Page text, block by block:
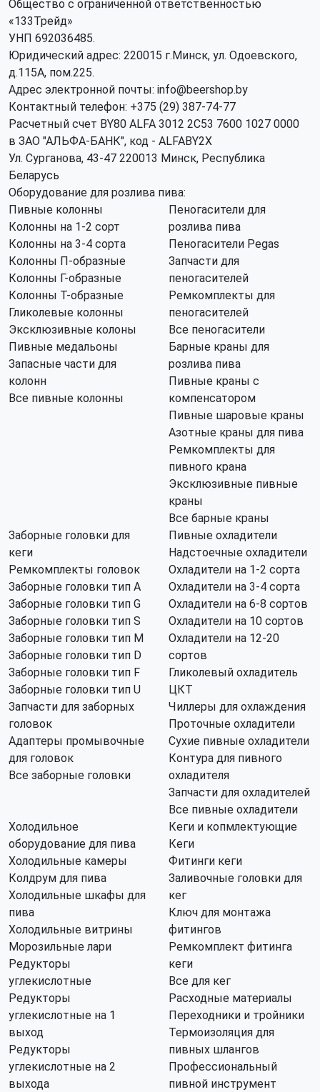
Общество с ограниченной ответственностью
«133Трейд»
УНП 692036485​.
Юридический адрес: 220015 г.Минск, ул. Одоевского,
д.115А, пом.225.
Адрес электронной почты: info@beershop.by
Контактный телефон: +375 (29) 387-74-77
Расчетный счет BY80 ALFA 3012 2C53 7600 1027 0000
в ЗАО "АЛЬФА-БАНК", код - ALFABY2X
Ул. Сурганова, 43-47 220013 Минск, Республика
Беларусь
Оборудование для розлива пива:
Пивные колонны
Колонны на 1-2 сорт
Колонны на 3-4 сорта
Колонны П-образные
Колонны Г-образные
Колонны Т-образные
Гликолевые колонны
Эксклюзивные колоны
Пивные медальоны
Запасные части для
колонн
Все пивные колонны
Пеногасители для
розлива пива
Пеногасители Pegas
Запчасти для
пеногасителей
Ремкомплекты для
пеногасителей
Все пеногасители
Барные краны для
розлива пива
Пивные краны с
компенсатором
Пивные шаровые краны
Азотные краны для пива
Ремкомплекты для
пивного крана
Эксклюзивные пивные
краны
Все барные краны
Заборные головки для
кеги
Ремкомплекты головок
Заборные головки тип А
Заборные головки тип G
Заборные головки тип S
Заборные головки тип M
Заборные головки тип D
Заборные головки тип F
Заборные головки тип U
Запчасти для заборных
головок
Адаптеры промывочные
для головок
Все заборные головки
Пивные охладители
Надстоечные охладители
Охладители на 1-2 сорта
Охладители на 3-4 сорта
Охладители на 6-8 сортов
Охладители на 10 сортов
Охладители на 12-20
сортов
Гликолевый охладитель
ЦКТ
Чиллеры для охлаждения
Проточные охладители
Сухие пивные охладители
Контура для пивного
охладителя
Запчасти для охладителей
Все пивные охладители
Холодильное
оборудование для пива
Холодильные камеры
Колдрум для пива
Холодильные шкафы для
пива
Холодильные витрины
Морозильные лари
Редукторы
углекислотные
Редукторы
углекислотные на 1
выход
Редукторы
углекислотные на 2
выхода
Кеги и копмлектующие
Кеги
Фитинги кеги
Заливочные головки для
кег
Ключ для монтажа
фитингов
Ремкомплект фитинга
кеги
Все для кег
Расходные материалы
Переходники и тройники
Термоизоляция для
пивных шлангов
Профессиональный
пивной инструмент